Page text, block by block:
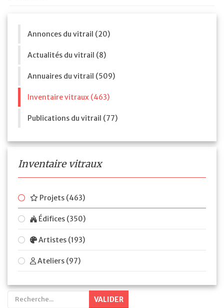
Annonces du vitrail (20)
Actualités du vitrail (8)
Annuaires du vitrail (509)
Inventaire vitraux (463)
Publications du vitrail (77)
Inventaire vitraux
Projets (463)
Édifices (350)
Artistes (193)
Ateliers (97)
VALIDER